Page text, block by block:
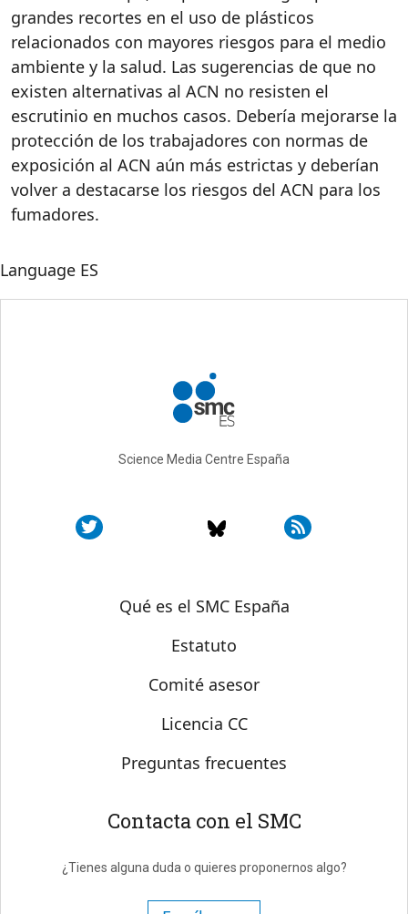
grandes recortes en el uso de plásticos
relacionados con mayores riesgos para el medio
ambiente y la salud. Las sugerencias de que no
existen alternativas al ACN no resisten el
escrutinio en muchos casos. Debería mejorarse la
protección de los trabajadores con normas de
exposición al ACN aún más estrictas y deberían
volver a destacarse los riesgos del ACN para los
fumadores.
Language ES
Science Media Centre España
Sobre SMC España
Qué es el SMC España
Estatuto
Comité asesor
Licencia CC
Preguntas frecuentes
Contacta con el SMC
¿Tienes alguna duda o quieres proponernos algo?